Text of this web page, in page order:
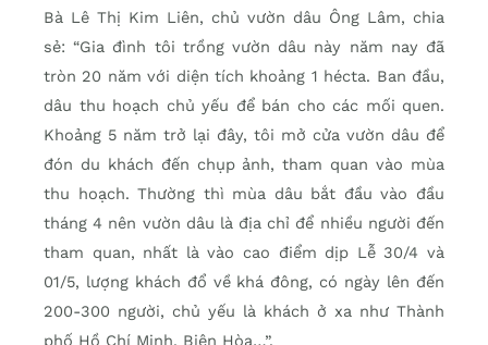
Bà Lê Thị Kim Liên, chủ vườn dâu Ông Lâm, chia
sẻ: “Gia đình tôi trồng vườn dâu này năm nay đã
tròn 20 năm với diện tích khoảng 1 hécta. Ban đầu,
dâu thu hoạch chủ yếu để bán cho các mối quen.
Khoảng 5 năm trở lại đây, tôi mở cửa vườn dâu để
đón du khách đến chụp ảnh, tham quan vào mùa
thu hoạch. Thường thì mùa dâu bắt đầu vào đầu
tháng 4 nên vườn dâu là địa chỉ để nhiều người đến
tham quan, nhất là vào cao điểm dịp Lễ 30/4 và
01/5, lượng khách đổ về khá đông, có ngày lên đến
200-300 người, chủ yếu là khách ở xa như Thành
phố Hồ Chí Minh, Biên Hòa…”.